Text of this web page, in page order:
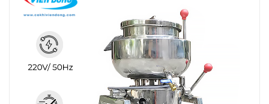
MÁY CHẾ BIẾN THỰC PHẨM
MÁY CHẾ BIẾN NÔNG SẢN
THIẾT BỊ LÀM ĐỒ ĂN NHANH